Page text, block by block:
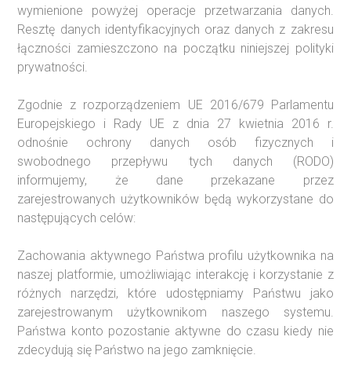
wymienione powyżej operacje przetwarzania danych.
Resztę danych identyfikacyjnych oraz danych z zakresu
łączności zamieszczono na początku niniejszej polityki
prywatności.
Zgodnie z rozporządzeniem UE 2016/679 Parlamentu
Europejskiego i Rady UE z dnia 27 kwietnia 2016 r.
odnośnie ochrony danych osób fizycznych i
swobodnego przepływu tych danych (RODO)
informujemy, że dane przekazane przez
zarejestrowanych użytkowników będą wykorzystane do
następujących celów:
Zachowania aktywnego Państwa profilu użytkownika na
naszej platformie, umożliwiając interakcję i korzystanie z
różnych narzędzi, które udostępniamy Państwu jako
zarejestrowanym użytkownikom naszego systemu.
Państwa konto pozostanie aktywne do czasu kiedy nie
zdecydują się Państwo na jego zamknięcie.